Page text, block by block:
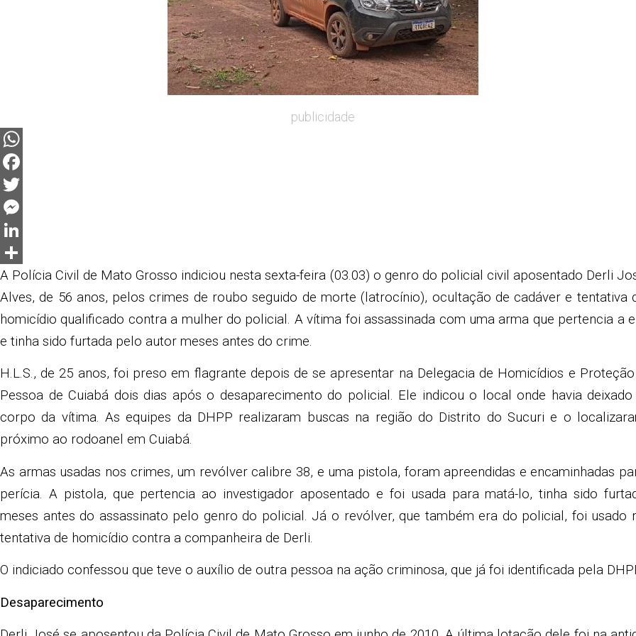
publicidade
WhatsApp
Facebook
Twitter
Messenger
LinkedIn
Share
A Polícia Civil de Mato Grosso indiciou nesta sexta-feira (03.03) o genro do policial civil aposentado Derli
Alves, de 56 anos, pelos crimes de roubo seguido de morte (latrocínio), ocultação de cadáver e tentativa
homicídio qualificado contra a mulher do policial. A vítima foi assassinada com uma arma que pertencia a
e tinha sido furtada pelo autor meses antes do crime.
H.L.S., de 25 anos, foi preso em flagrante depois de se apresentar na Delegacia de Homicídios e
Pessoa de Cuiabá dois dias após o desaparecimento do policial. Ele indicou o local onde havia
corpo da vítima. As equipes da DHPP realizaram buscas na região do Distrito do Sucuri e o
próximo ao rodoanel em Cuiabá.
As armas usadas nos crimes, um revólver calibre 38, e uma pistola, foram apreendidas e encaminhadas
perícia. A pistola, que pertencia ao investigador aposentado e foi usada para matá-lo, tinha sido
meses antes do assassinato pelo genro do policial. Já o revólver, que também era do policial, foi usado
tentativa de homicídio contra a companheira de Derli.
O indiciado confessou que teve o auxílio de outra pessoa na ação criminosa, que já foi identificada pela
Desaparecimento